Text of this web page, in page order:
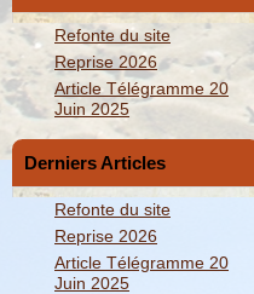
Refonte du site
Reprise 2026
Article Télégramme 20
Juin 2025
Derniers Articles
Refonte du site
Reprise 2026
Article Télégramme 20
Juin 2025